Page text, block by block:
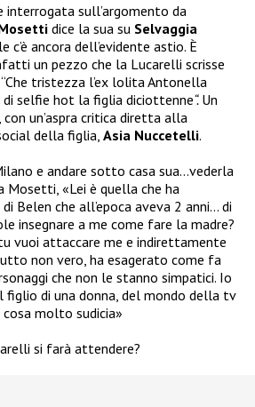
interrogata sull’argomento da
dice la sua su Selvaggia
c’è ancora dell’evidente astio. È
un pezzo che la Lucarelli scrisse
“Che tristezza l’ex lolita Antonella
selfie hot la figlia diciottenne“. Un
un’aspra critica diretta alla
della figlia, Asia Nuccetelli.
e andare sotto casa sua…vederla
Mosetti, «Lei è quella che ha
Belen che all’epoca aveva 2 anni… di
insegnare a me come fare la madre?
vuoi attaccare me e indirettamente
non vero, ha esagerato come fa
che non le stanno simpatici. Io
figlio di una donna, del mondo della tv
molto sudicia»
si farà attendere?